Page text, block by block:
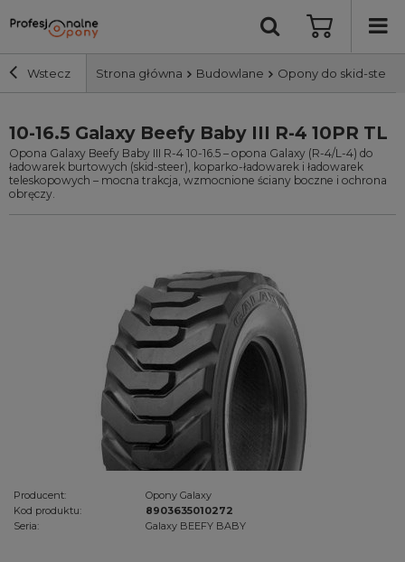
Wstecz Strona główna Budowlane Opony do skid-steer
Szerokość i profil
Średnica
Wyszukaj
10-16.5 Galaxy Beefy Baby III R-4 10PR TL
Opona Galaxy Beefy Baby III R-4 10-16.5 – opona Galaxy (R-4/L-4) do
ładowarek burtowych (skid-steer), koparko-ładowarek i ładowarek
teleskopowych – mocna trakcja, wzmocnione ściany boczne i ochrona
obręczy.
Producent:
Opony Galaxy
Kod produktu:
8903635010272
Seria:
Galaxy BEEFY BABY